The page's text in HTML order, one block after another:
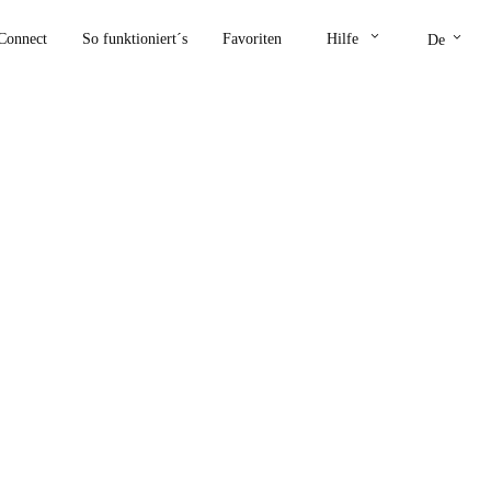
So funktioniert´s Favoriten Hilfe keyboard_arrow_down De keyboard_arrow_down